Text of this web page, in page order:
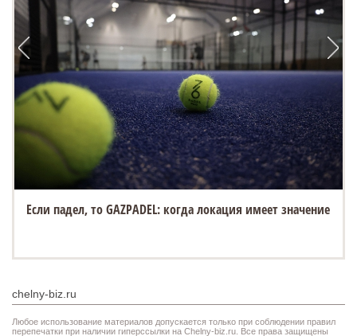
Если падел, то GAZPADEL: когда локация имеет значение
chelny-biz.ru
Любое использование материалов допускается только при соблюдении правил
перепечатки при наличии гиперссылки на Chelny-biz.ru. Все права защищены